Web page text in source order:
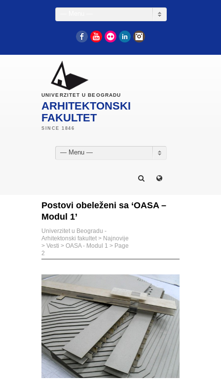
FacebookYouTube
Flickr LinkedIn
UNIVERZITET U BEOGRADU
ARHITEKTONSKI
FAKULTET
— Menu —
Postovi obeleženi sa ‘OASA –
Modul 1’
Univerzitet u Beogradu -
Arhitektonski fakultet > Najnovije
> Vesti > OASA - Modul 1 > Page
2